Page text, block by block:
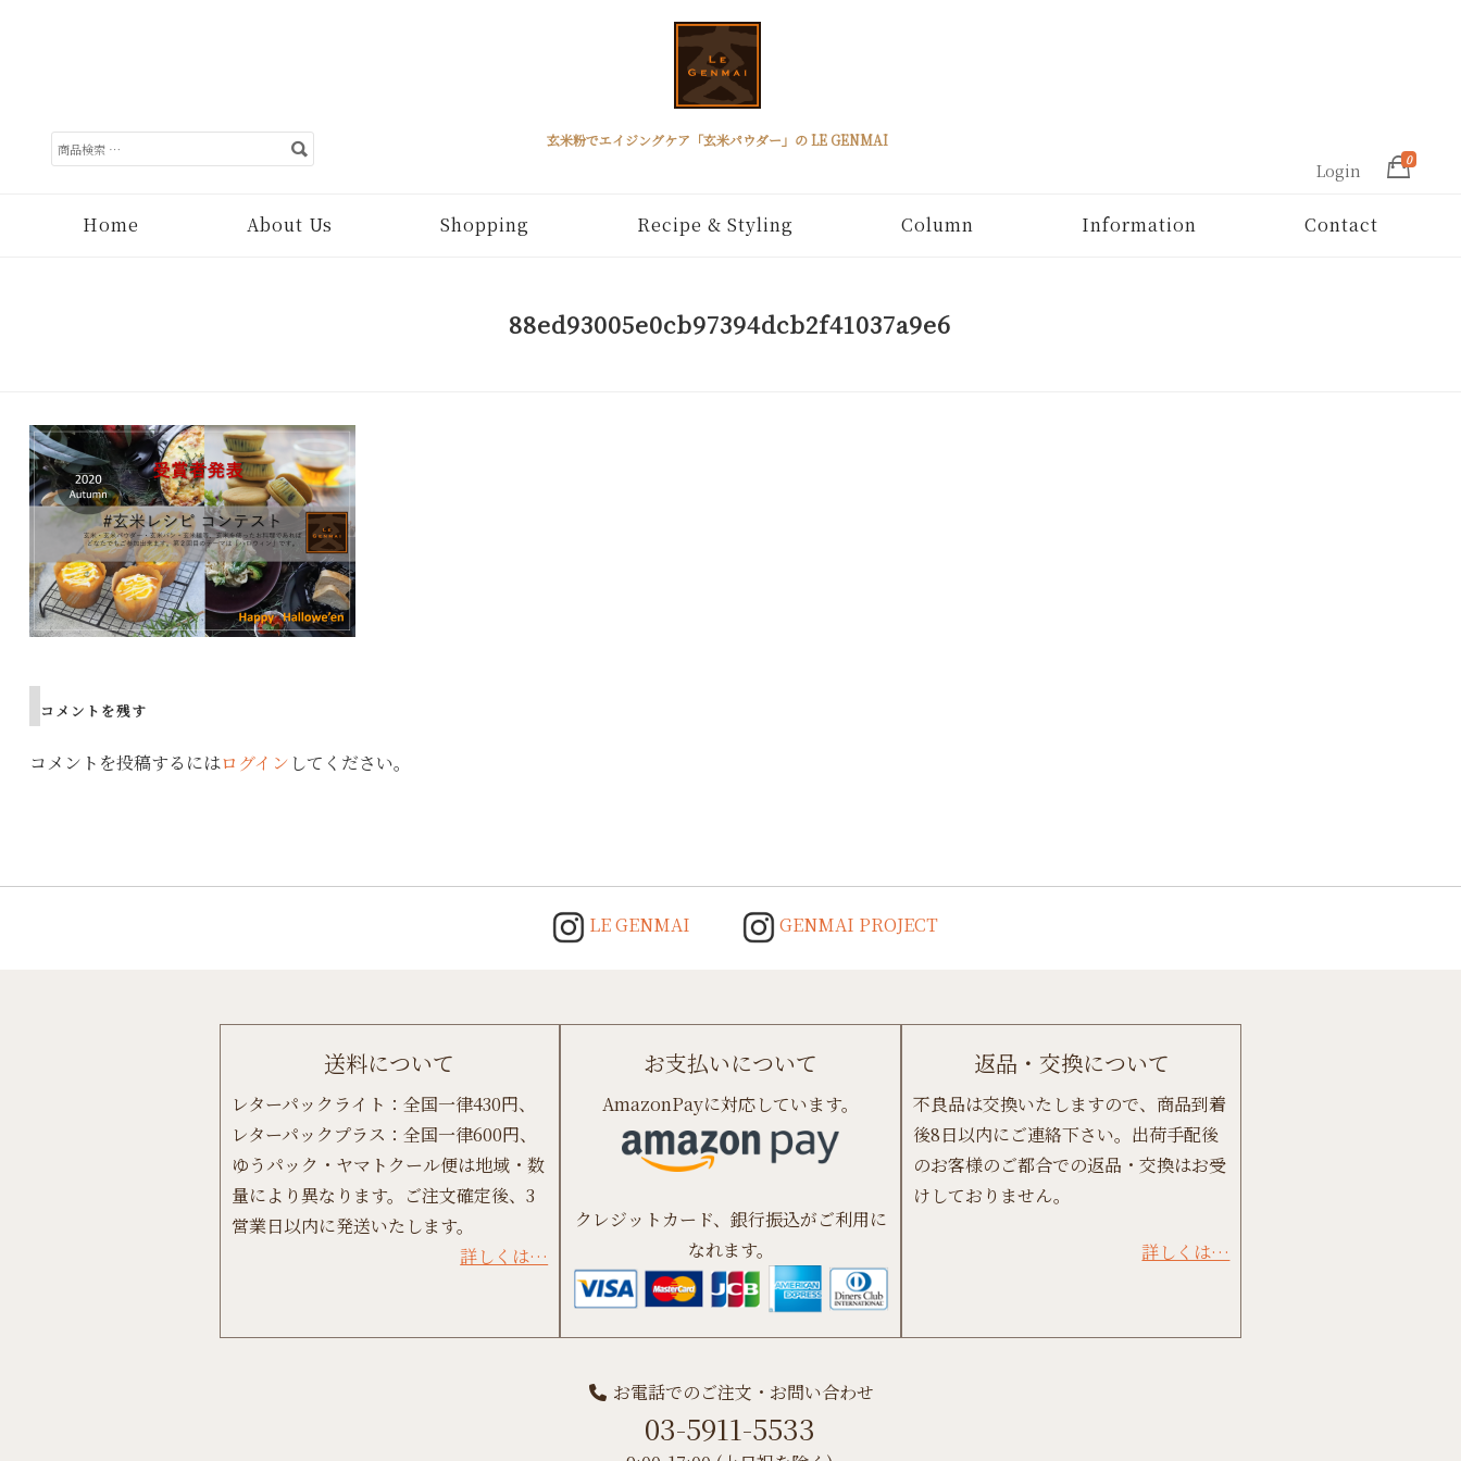
検
索
玄米粉でエイジングケア「玄米パウダー」の LE GENMAI
Login
0
Home About Us Shopping Recipe & Styling Column Information Contact
88ed93005e0cb97394dcb2f41037a9e6
コメントを残す
コメントを投稿するにはログイン してください。
LE GENMAI GENMAI PROJECT
送料について
レターパックライト：全国一律430円、
レターパックプラス：全国一律600円、
ゆうパック・ヤマトクール便は地域・数
量により異なります。ご注文確定後、3
営業日以内に発送いたします。
詳しくは…
お支払いについて
AmazonPayに対応しています。
クレジットカード、銀行振込がご利用に
なれます。
返品・交換について
不良品は交換いたしますので、商品到着
後8日以内にご連絡下さい。出荷手配後
のお客様のご都合での返品・交換はお受
けしておりません。
詳しくは…
お電話でのご注文・お問い合わせ
03-5911-5533